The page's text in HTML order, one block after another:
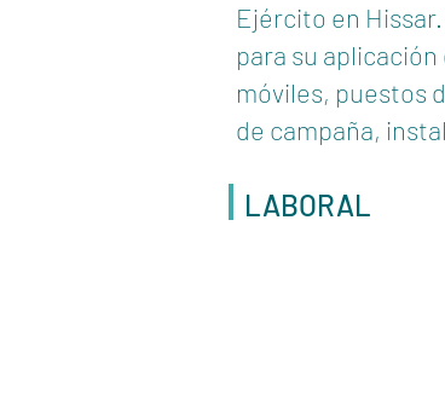
Ejército en
para su
móviles, puestos
de campaña,
LABORAL